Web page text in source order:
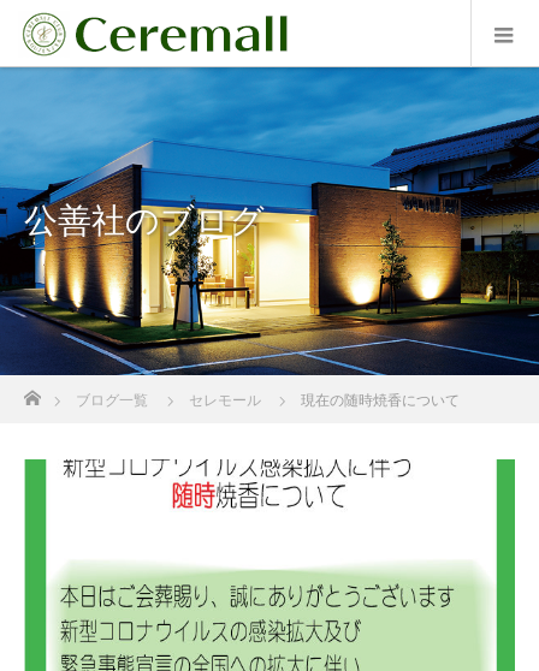
公善社のブログ
ブログ一覧 セレモール 現在の随時焼香について